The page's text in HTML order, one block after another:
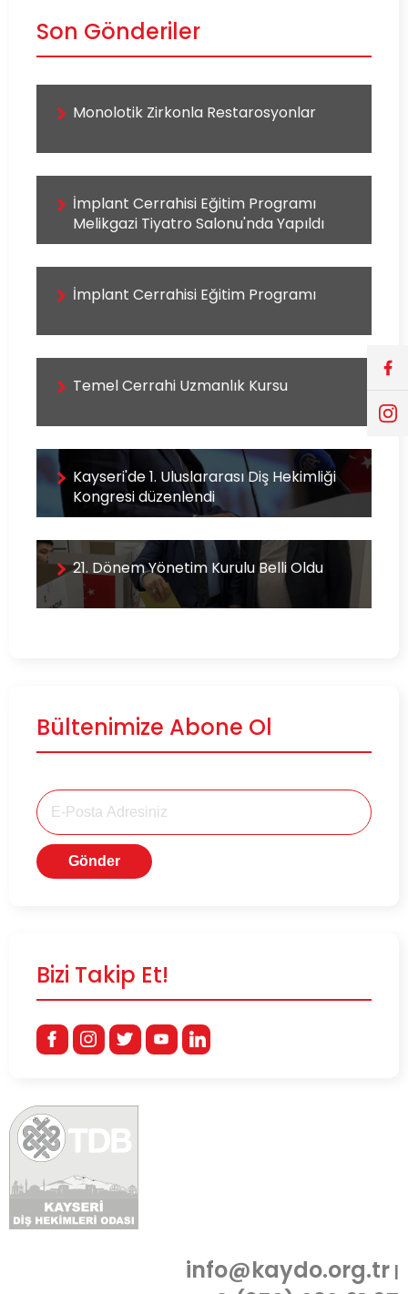
Son Gönderiler
Monolotik Zirkonla Restarosyonlar
İmplant Cerrahisi Eğitim Programı
Melikgazi Tiyatro Salonu'nda Yapıldı
İmplant Cerrahisi Eğitim Programı
Temel Cerrahi Uzmanlık Kursu
Kayseri'de 1. Uluslararası Diş Hekimliği
Kongresi düzenlendi
21. Dönem Yönetim Kurulu Belli Oldu
Bültenimize Abone Ol
Gönder
Bizi Takip Et!
info@kaydo.org.tr |